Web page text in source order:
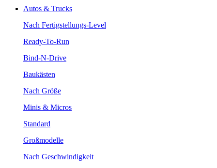
Autos & Trucks
Nach Fertigstellungs-Level
Ready-To-Run
Bind-N-Drive
Baukästen
Nach Größe
Minis & Micros
Standard
Großmodelle
Nach Geschwindigkeit